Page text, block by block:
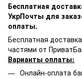
Бесплатная
УкрПочты для
оплаты.
Бесплатная
частями от
Варианты оплаты:
Онлайн-оплата